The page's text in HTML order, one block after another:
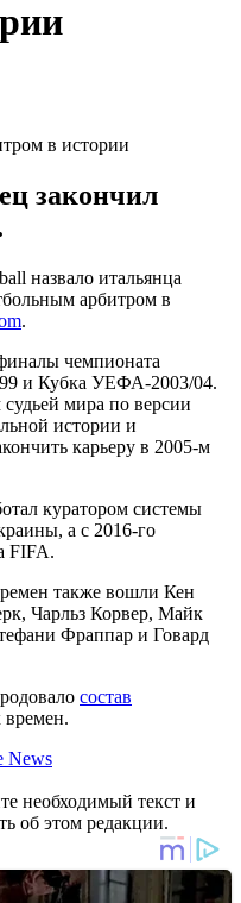
закончил
назвало итальянца
арбитром в
.
чемпионата
и Кубка УЕФА-2003/04.
мира по версии
истории и
карьеру в 2005-м
куратором системы
а с 2016-го
FIFA.
также вошли Кен
Чарльз Корвер, Майк
Фраппар и Говард
состав
времен.
News
необходимый текст и
об этом редакции.